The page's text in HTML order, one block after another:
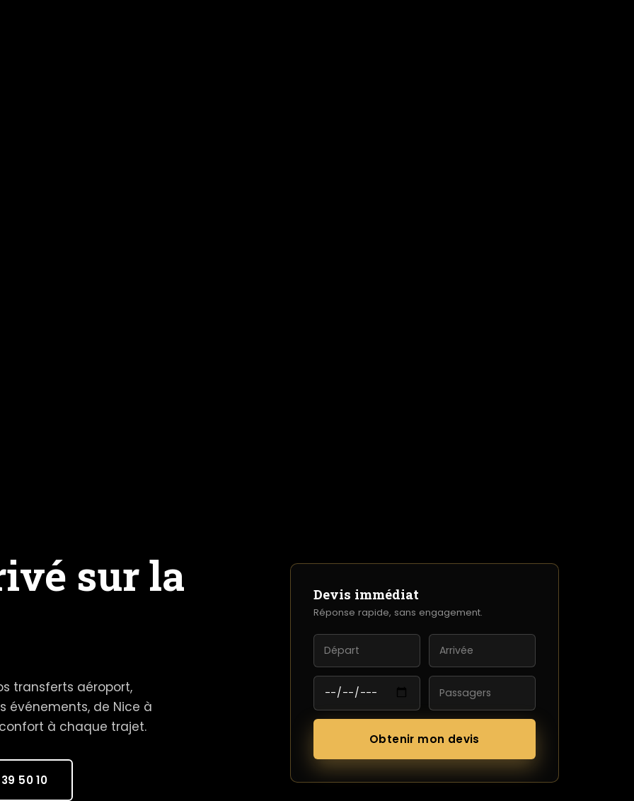
sur la
transferts aéroport,
événements, de Nice à
à chaque trajet.
50 10
Devis immédiat
Réponse rapide, sans engagement.
Obtenir mon devis